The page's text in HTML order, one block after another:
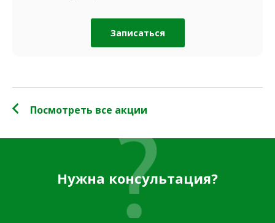
Записаться
Посмотреть все акции
Нужна консультация?